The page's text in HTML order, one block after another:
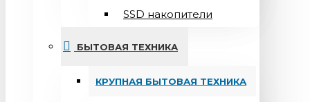
SSD накопители
БЫТОВАЯ ТЕХНИКА
КРУПНАЯ БЫТОВАЯ ТЕХНИКА